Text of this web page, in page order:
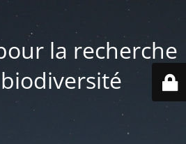
la recherche